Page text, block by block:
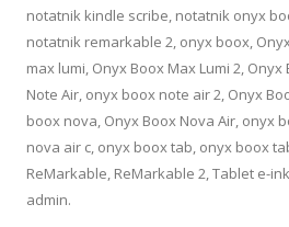
notatnik kindle scribe, notatnik onyx
notatnik remarkable 2, onyx boox,
max lumi, Onyx Boox Max Lumi 2, Onyx
Note Air, onyx boox note air 2, Onyx
boox nova, Onyx Boox Nova Air, onyx
nova air c, onyx boox tab, onyx boox
ReMarkable, ReMarkable 2,Tablet e-ink
admin.